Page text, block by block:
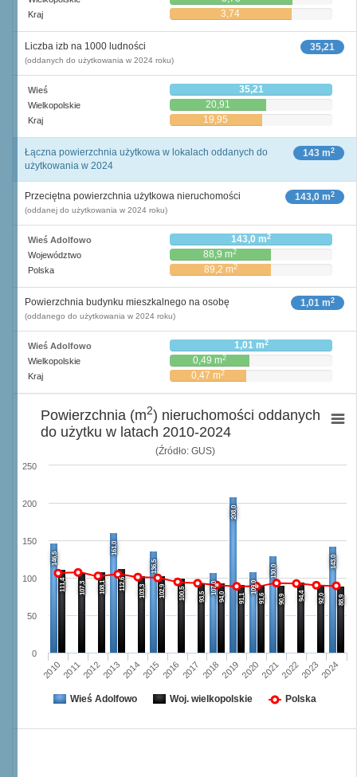
Kraj 3,74
35,21
Liczba izb na 1000 ludności
(oddanych do użytkowania w 2024 roku)
Wieś 35,21
Wielkopolskie 20,91
Kraj 19,95
143 m2
Łączna powierzchnia użytkowa w lokalach oddanych do
użytkowania w 2024
143,0 m2
Przeciętna powierzchnia użytkowa nieruchomości
(oddanej do użytkowania w 2024 roku)
Wieś Adolfowo 143,0 m2
Województwo 88,9 m2
Polska 89,2 m2
1,01 m2
Powierzchnia budynku mieszkalnego na osobę
(oddanego do użytkowania w 2024 roku)
Wieś Adolfowo 1,01 m2
Wielkopolskie 0,49 m2
Kraj 0,47 m2
(Źródło: GUS)
146,5
161,0
136,5
107,0
208,0
109,0
130,0
143,0
111,4
107,3 108,1 112,6 103,3 102,9 100,5 93,5 94,0 91,1 91,6 90,9 94,4 92,0 88,9
201020112012201320142015 2016 2017 2018201920202021202220232024
0
50
100
150
200
250
Powierzchnia (m2) nieruchomości oddanych
do użytku w latach 2010-2024
Wieś Adolfowo Woj. wielkopolskie Polska